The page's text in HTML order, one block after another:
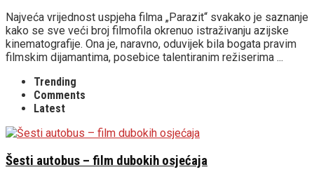
Najveća vrijednost uspjeha filma „Parazit“ svakako je saznanje
kako se sve veći broj filmofila okrenuo istraživanju azijske
kinematografije. Ona je, naravno, oduvijek bila bogata pravim
filmskim dijamantima, posebice talentiranim režiserima ...
Trending
Comments
Latest
Šesti autobus – film dubokih osjećaja